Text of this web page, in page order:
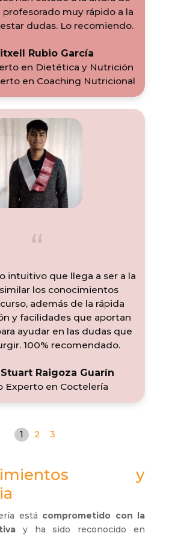
profesorado muy rápido a la
dudas. Lo recomiendo.
Rubio García
en Dietética y Nutrición
+ Máster Experto en Coaching Nutricional
intuitivo que llega a ser a la
los conocimientos
además de la rápida
y facilidades que aportan
ayudar en las dudas que
100% recomendado.
Raigoza Guarín
Experto en Coctelería
1 2 3
y
está comprometido con la
y ha sido reconocido en